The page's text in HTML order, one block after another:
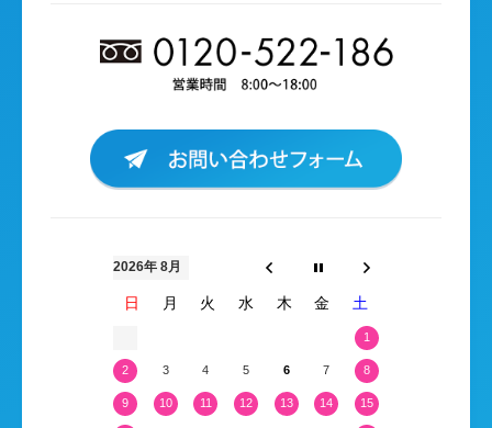
2026年 8月
日 月 火 水 木 金 土
1
2 3 4 5 6 7 8
9 10 11 12 13 14 15